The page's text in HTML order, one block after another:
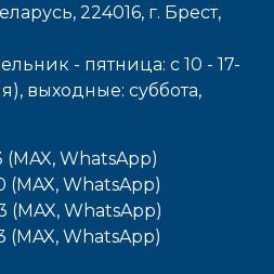
224016, г. Брест,
- пятница: с 10 - 17-
выходные: cуббота,
(MAX, WhatsApp)
(MAX, WhatsApp)
(MAX, WhatsApp)
(MAX, WhatsApp)